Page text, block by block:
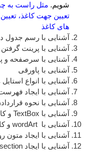
شویم. مثل راست به
تعیین جهت کاغذ،
های کاغذ
آشنایی با رسم جدول
آشنایی با پرینت
آشنایی با سرصفحه و
آشنایی با پاورقی
آشنایی با انواع
آشنایی با ایجاد
آشنایی با نحوه
آشنایی با TextBox و کاربرد آن در ورد
آشنایی با wordArt و کاربرد آن در ورد
آشنایی با ایجاد متون
آشنایی با ایجاد section در ورد